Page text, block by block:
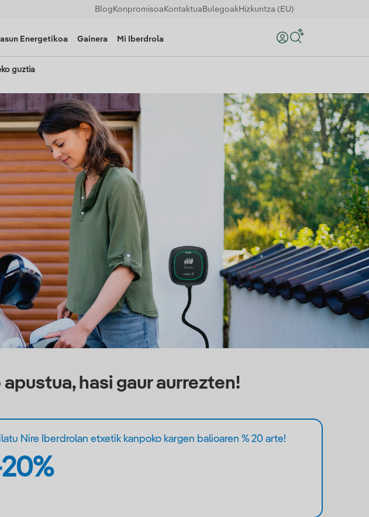
Blog Konpromisoa Kontaktua BulegoakHizkuntza (EU)
Energetikoa Gainera Mi Iberdrola Bilatu
guztia
hasi gaur aurrezten!
Nire Iberdrolan etxetik kanpoko kargen balioaren % 20 arte!